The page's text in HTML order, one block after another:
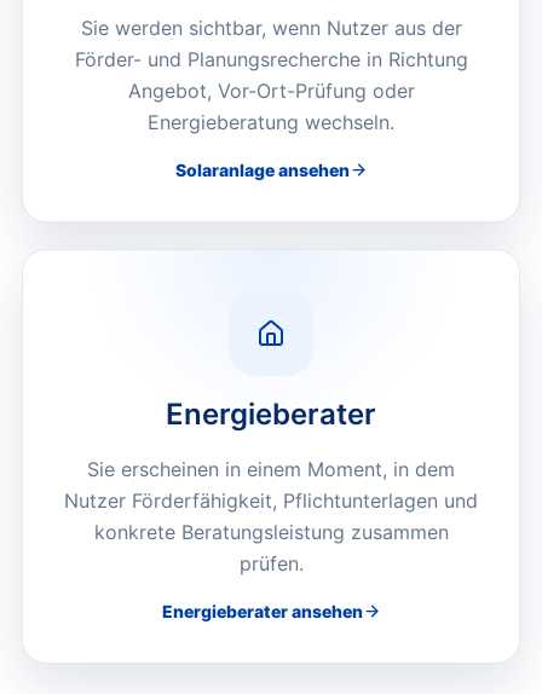
Sie werden sichtbar, wenn Nutzer aus der
Förder- und Planungsrecherche in Richtung
Angebot, Vor-Ort-Prüfung oder
Energieberatung wechseln.
Solaranlageansehen
Energieberater
Sie erscheinen in einem Moment, in dem
Nutzer Förderfähigkeit, Pflichtunterlagen und
konkrete Beratungsleistung zusammen
prüfen.
Energieberateransehen